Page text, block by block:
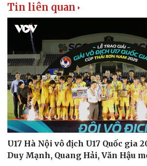
Tin liên quan
U17 Hà Nội vô địch U17 Quốc gia
Duy Mạnh, Quang Hải, Văn Hậu